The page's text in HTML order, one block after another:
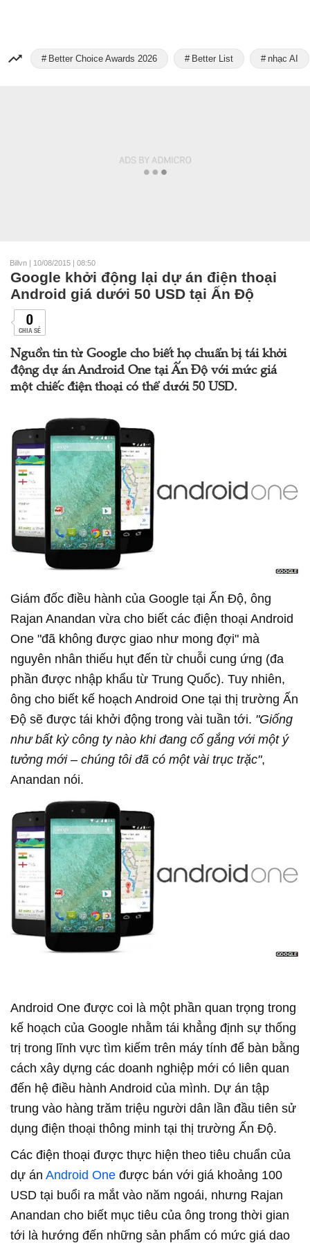
Better Choice Awards 2026 Better List nhạc AI
Billvn | 10/08/2015 | 08:50
Google khởi động lại dự án điện thoại
Android giá dưới 50 USD tại Ấn Độ
0
CHIA SẺ
Nguồn tin từ Google cho biết họ chuẩn bị tái khởi
động dự án Android One tại Ấn Độ với mức giá
một chiếc điện thoại có thể dưới 50 USD.
Giám đốc điều hành của Google tại Ấn Độ, ông
Rajan Anandan vừa cho biết các điện thoại Android
One "đã không được giao như mong đợi" mà
nguyên nhân thiếu hụt đến từ chuỗi cung ứng (đa
phần được nhập khẩu từ Trung Quốc). Tuy nhiên,
ông cho biết kế hoạch Android One tại thị trường Ấn
Độ sẽ được tái khởi động trong vài tuần tới. "Giống
như bất kỳ công ty nào khi đang cố gắng với một ý
tưởng mới – chúng tôi đã có một vài trục trặc",
Anandan nói.
Android One được coi là một phần quan trọng trong
kế hoạch của Google nhằm tái khẳng định sự thống
trị trong lĩnh vực tìm kiếm trên máy tính để bàn bằng
cách xây dựng các doanh nghiệp mới có liên quan
đến hệ điều hành Android của mình. Dự án tập
trung vào hàng trăm triệu người dân lần đầu tiên sử
dụng điện thoại thông minh tại thị trường Ấn Độ.
Các điện thoại được thực hiện theo tiêu chuẩn của
dự án Android One được bán với giá khoảng 100
USD tại buổi ra mắt vào năm ngoái, nhưng Rajan
Anandan cho biết mục tiêu của ông trong thời gian
tới là hướng đến những sản phẩm có mức giá dao